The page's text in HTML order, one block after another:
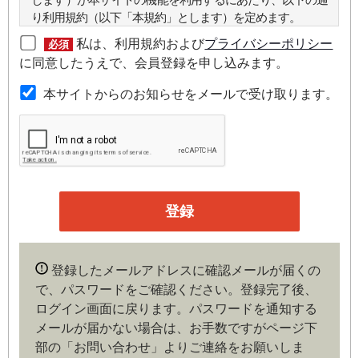
り利用規約（以下「本規約」とします）を定めます。
第２条（本規約の範囲）
本規約は本サイトが提供するサービスについて規定したも
のです。
第３条（会員）
本サイトの会員は、機関投資家や金融機関の役職員、事業
企業や官公庁、研究機関などの役職員、もしくは専門家の
いずれかに該当していることを条件とし、登録の申し込み
を行うには、当社が入会を承諾した時点で、本会員規約の
の内容がある場合や本規約に違反するおそれがある場合に
は、当社は会員登録を拒否もしくは抹消することができま
す。
第４条（ユーザー名とパスワードの管理）
必須 私は、利用規約およびプライバシーポリシー
に同意したうえで、会員登録を申し込みます。
本サイトからのお知らせをメールで受け取ります。
登録したメールアドレスに確認メールが届くの
で、パスワードをご確認ください。登録完了後、
ログイン画面に戻ります。パスワードを通知する
メールが届かない場合は、お手数ですがページ下
部の「お問い合わせ」よりご連絡をお願いしま